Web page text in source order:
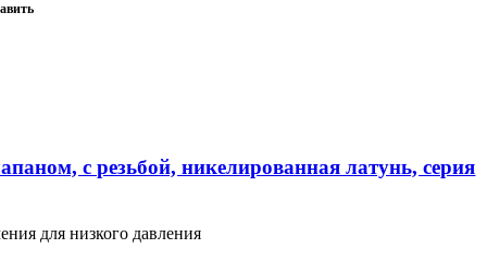
с резьбой, никелированная латунь, серия
для низкого давления